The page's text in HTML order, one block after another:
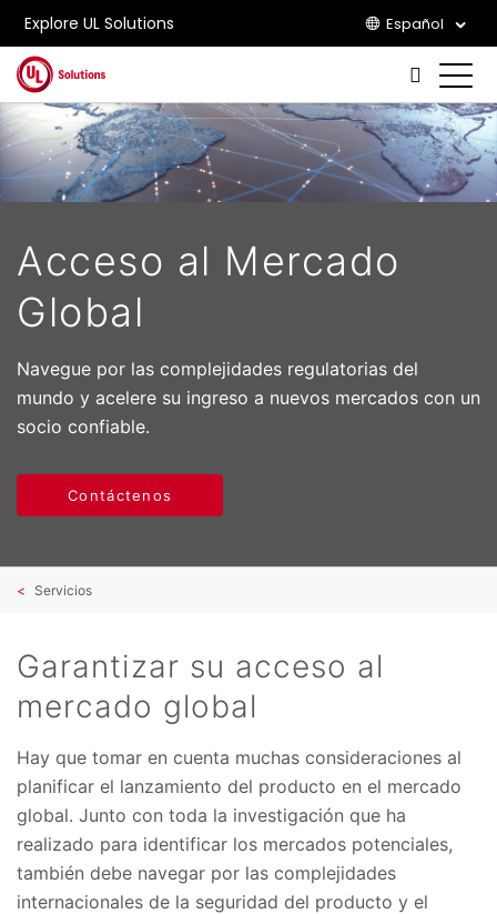
Explore UL Solutions Español
Skip to main content
Acceso al Mercado
Global
Navegue por las complejidades regulatorias del
mundo y acelere su ingreso a nuevos mercados con un
socio confiable.
Contáctenos
Servicios
Garantizar su acceso al
mercado global
Hay que tomar en cuenta muchas consideraciones al
planificar el lanzamiento del producto en el mercado
global. Junto con toda la investigación que ha
realizado para identificar los mercados potenciales,
también debe navegar por las complejidades
internacionales de la seguridad del producto y el